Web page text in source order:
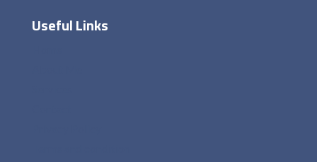
Useful Links